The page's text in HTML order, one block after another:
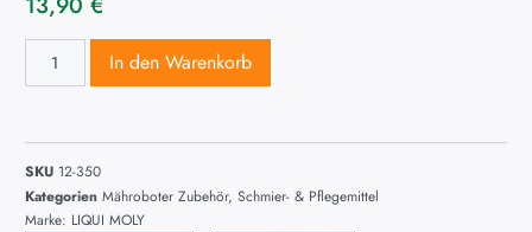
In den Warenkorb
SKU 12-350
Kategorien Mähroboter Zubehör, Schmier- & Pflegemittel
Marke: LIQUI MOLY